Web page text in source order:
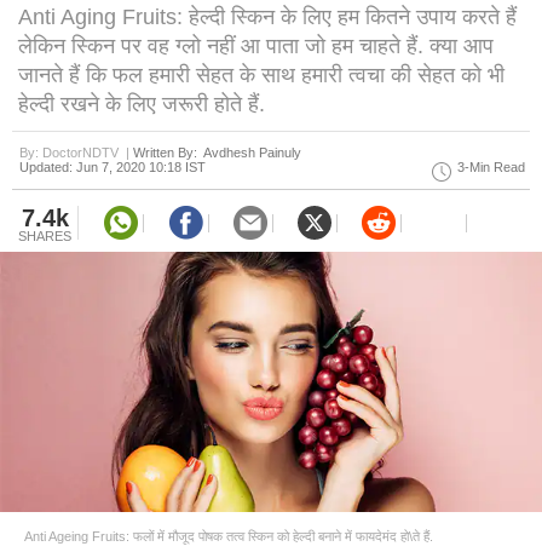
Anti Aging Fruits: हेल्दी स्किन के लिए हम कितने उपाय करते हैं
लेकिन स्किन पर वह ग्लो नहीं आ पाता जो हम चाहते हैं. क्या आप
जानते हैं कि फल हमारी सेहत के साथ हमारी त्वचा की सेहत को भी
हेल्दी रखने के लिए जरूरी होते हैं.
By: DoctorNDTV | Written By: Avdhesh Painuly
Updated: Jun 7, 2020 10:18 IST
3-Min Read
7.4k
SHARES
Anti Ageing Fruits: फलों में मौजूद पोषक तत्व स्किन को हेल्दी बनाने में फायदेमंद हो\ते हैं.